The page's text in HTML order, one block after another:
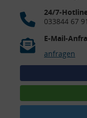
24/7-
033844 67
E-Mail-
anfragen